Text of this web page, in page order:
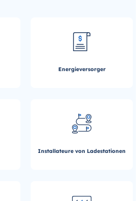
Energieversorger
Installateure von Ladestationen